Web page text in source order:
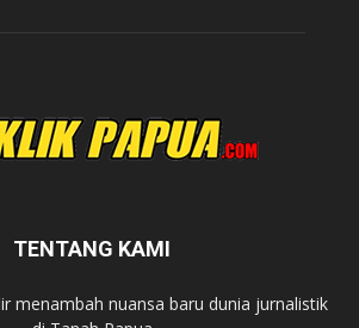
TENTANG KAMI
menambah nuansa baru dunia jurnalistik